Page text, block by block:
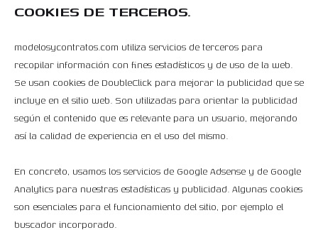
COOKIES DE TERCEROS.
modelosycontratos.com utiliza servicios de terceros para
recopilar información con fines estadísticos y de uso de la web.
Se usan cookies de DoubleClick para mejorar la publicidad que se
incluye en el sitio web. Son utilizadas para orientar la publicidad
según el contenido que es relevante para un usuario, mejorando
así la calidad de experiencia en el uso del mismo.
En concreto, usamos los servicios de Google Adsense y de Google
Analytics para nuestras estadísticas y publicidad. Algunas cookies
son esenciales para el funcionamiento del sitio, por ejemplo el
buscador incorporado.